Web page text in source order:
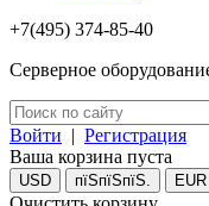
+7(495) 374-85-40
Серверное
Войти | Регистрация
Ваша корзина пуста
USD пїЅпїЅпїЅ. EUR